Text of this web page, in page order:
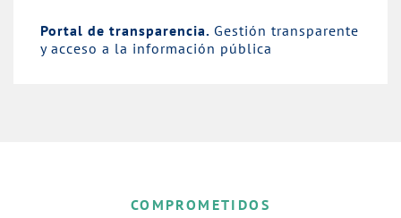
Portal de transparencia. Gestión transparente
y acceso a la información pública
COMPROMETIDOS